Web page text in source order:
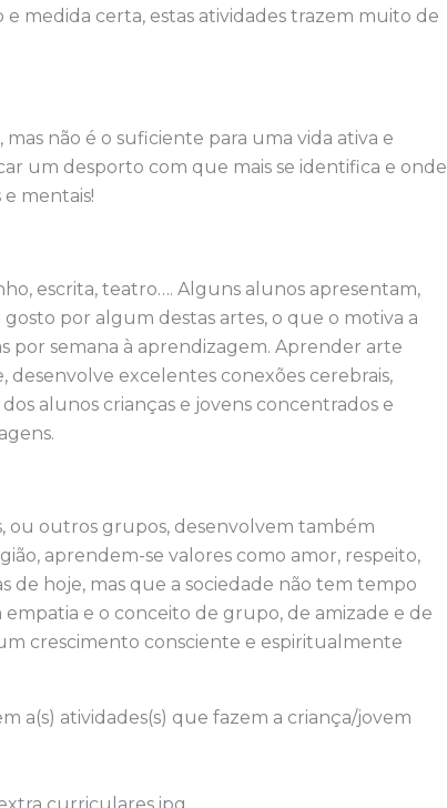
e medida certa, estas atividades trazem muito de
não é o suficiente para uma vida ativa e
um desporto com que mais se identifica e onde
mentais!
escrita, teatro…. Alguns alunos apresentam,
por algum destas artes, o que o motiva a
por semana à aprendizagem. Aprender arte
excelentes conexões cerebrais,
alunos crianças e jovens concentrados e
ou outros grupos, desenvolvem também
aprendem-se valores como amor, respeito,
de hoje, mas que a sociedade não tem tempo
empatia e o conceito de grupo, de amizade e de
crescimento consciente e espiritualmente
a(s) atividades(s) que fazem a criança/jovem